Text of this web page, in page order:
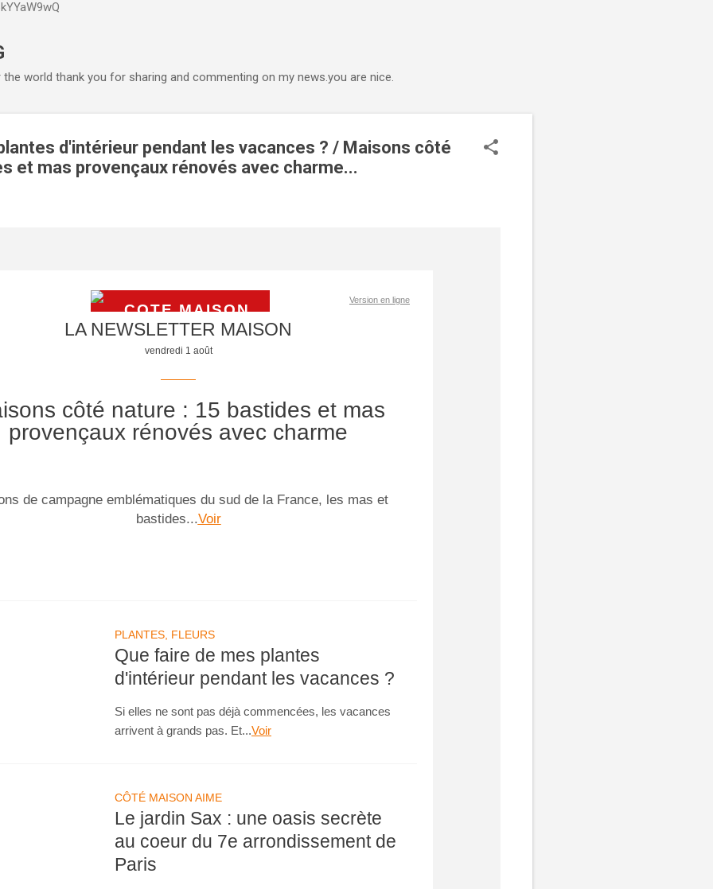
world thank you for sharing and commenting on my news.you are nice.
d'intérieur pendant les vacances ? / Maisons côté
et mas provençaux rénovés avec charme...
Version en ligne
LA NEWSLETTER MAISON
vendredi 1 août
côté nature : 15 bastides et mas
provençaux rénovés avec charme
de campagne emblématiques du sud de la France, les mas et
bastides...Voir
PLANTES, FLEURS
Que faire de mes plantes
d'intérieur pendant les vacances ?
Si elles ne sont pas déjà commencées, les vacances
arrivent à grands pas. Et...Voir
CÔTÉ MAISON AIME
Le jardin Sax : une oasis secrète
au coeur du 7e arrondissement de
Paris